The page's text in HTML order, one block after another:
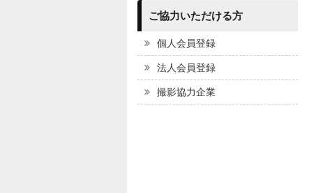
ご協力いただける方
個人会員登録
法人会員登録
撮影協力企業